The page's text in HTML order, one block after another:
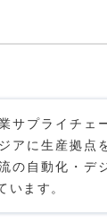
サプライチェ
アに生産拠点
の自動化・デ
います。